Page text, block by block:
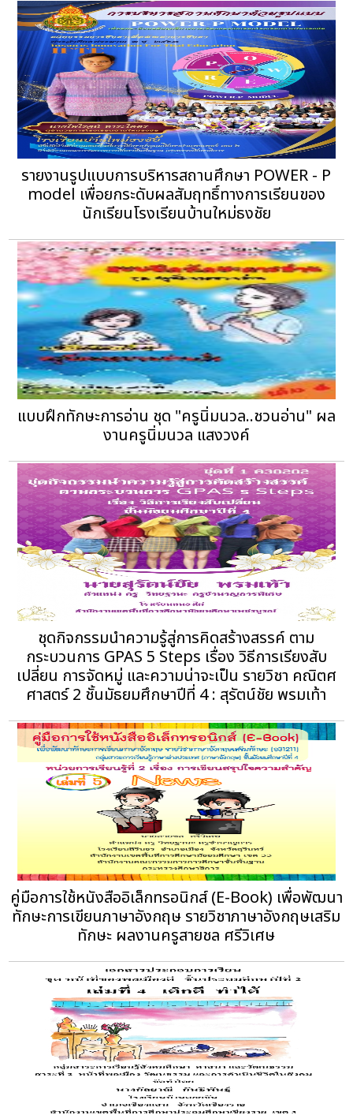
รายงานรูปแบบการบริหารสถานศึกษา POWER - P
model เพื่อยกระดับผลสัมฤทธิ์ทางการเรียนของ
นักเรียนโรงเรียนบ้านใหม่ธงชัย
แบบฝึกทักษะการอ่าน ชุด "ครูนิ่มนวล..ชวนอ่าน" ผล
งานครูนิ่มนวล แสงวงค์
ชุดกิจกรรมนำความรู้สู่การคิดสร้างสรรค์ ตาม
กระบวนการ GPAS 5 Steps เรื่อง วิธีการเรียงสับ
เปลี่ยน การจัดหมู่ และความน่าจะเป็น รายวิชา คณิตศ
ศาสตร์ 2 ชั้นมัธยมศึกษาปีที่ 4 : สุรัตน์ชัย พรมเท้า
คู่มือการใช้หนังสืออิเล็กทรอนิกส์ (E-Book) เพื่อพัฒนา
ทักษะการเขียนภาษาอังกฤษ รายวิชาภาษาอังกฤษเสริม
ทักษะ ผลงานครูสายชล ศรีวิเศษ